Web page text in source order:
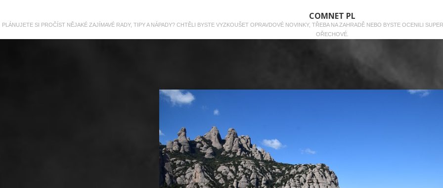
COMNET PL
PLÁNUJETE SI PROČÍST NĚJAKÉ ZAJÍMAVÉ RADY, TIPY A NÁPADY? CHTĚLI BYSTE VYZKOUŠET OPRAVDOVÉ NOVINKY, TŘEBA NA ZAHRADĚ NEBO BYSTE OCENILI
OŘECHOVÉ.